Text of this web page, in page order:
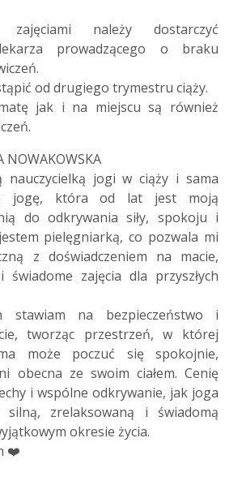
zajęciami należy dostarczyć
prowadzącego o braku
od drugiego trymestru ciąży.
jak i na miejscu są również
NOWAKOWSKA
nauczycielką jogi w ciąży i sama
jogę, która od lat jest moją
do odkrywania siły, spokoju i
pielęgniarką, co pozwala mi
z doświadczeniem na macie,
zajęcia dla przyszłych
stawiam na bezpieczeństwo i
tworząc przestrzeń, w której
może poczuć się spokojnie,
obecna ze swoim ciałem. Cenię
i wspólne odkrywanie, jak joga
zrelaksowaną i świadomą
okresie życia.
❤️